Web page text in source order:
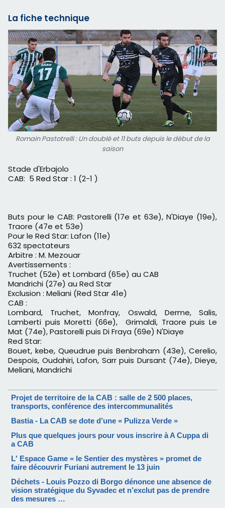
La fiche technique
Romain Pastotrelli : Un doublé et 11 buts depuis le début de la
saison
Stade d'Erbajolo
CAB: 5 Red Star : 1 (2-1 )
Buts pour le CAB: Pastorelli (17e et 63e), N'Diaye (19e),
Traore (47e et 53e)
Pour le Red Star: Lafon (11e)
632 spectateurs
Arbitre : M. Mezouar
Avertissements :
Truchet (52e) et Lombard (65e) au CAB
Mandrichi (27e) au Red Star
Exclusion : Meliani (Red Star 41e)
CAB :
Lombard, Truchet, Monfray, Oswald, Derme, Salis,
Lamberti puis Moretti (66e), Grimaldi, Traore puis Le
Mat (74e), Pastorelli puis Di Fraya (69e) N'Diaye
Red Star:
Bouet, kebe, Queudrue puis Benbraham (43e), Cerelio,
Despois, Oudahiri, Lafon, Sarr puis Dursant (74e), Dieye,
Meliani, Mandrichi
Projet de territoire de la CAB : salle de 2 500 places,
transports, conférence des intercommunalités
Bastia - La CAB se dote d’une « Pulizza Verde »
Plus que quelques jours pour vous inscrire à A Cuppa di
a CAB
L' Espace Game « le Sentier des mystères » promet de
faire découvrir Furiani autrement le 13 juin
Déchets - Louis Pozzo di Borgo dénonce une absence de
vision stratégique du Syvadec et n’exclut pas de prendre
des mesures …